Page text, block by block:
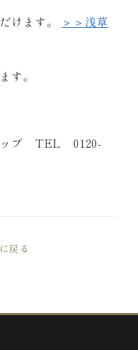
けます。
＞＞浅草
す。
ップ TEL 0120-
戻る